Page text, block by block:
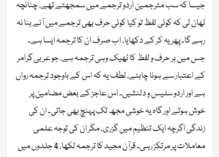
جیسا کہ سب مترجمین اردو ترجمے میں سمجھتے تھے، چنانچہ
ٹھان لی کہ کوئی لفظ تو کیا کوئی حرف بھی ترجمے میں آئے بنا نہ
رہے گا۔ پھر یہ کر کے دکھایا، اب صرف ان کا ترجمہ ایسا ہے۔
جس میں ہر حرف و لفظ کا ٹھیک وہی ترجمہ ہے، جو عربی گرامر
کے اعتبار سے ہونا چاہئے، لطف یہ کہ اس کے باوجود ترجمہ رواں
ہے اور اردو سلیس و دلنشیں۔ اس عاجز کے بعض مضامین پر
خوش ہوتے اور گاہ یہ خوشی مجھ تک پہنچ بھی جاتی۔ ان کی
زندگی اگرچہ ایک تنظیم میں گزری، مگر ان کی توجہ علمی
معاملات پر مرتکز رہی۔ قرآن مجید کا ترجمہ لکھا، 4 جلدوں میں